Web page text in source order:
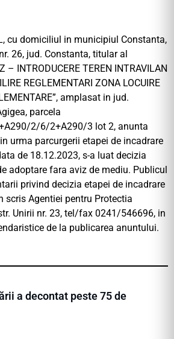
cu domiciliul in municipiul Constanta,
26, jud. Constanta, titular al
INTRODUCERE TEREN INTRAVILAN
REGLEMENTARI ZONA LOCUIRE
amplasat in jud.
parcela
2/6/2+A290/3 lot 2, anunta
urma parcurgerii etapei de incadrare
de 18.12.2023, s-a luat decizia
adoptare fara aviz de mediu. Publicul
privind decizia etapei de incadrare
scris Agentiei pentru Protectia
Unirii nr. 23, tel/fax 0241/546696, in
de la publicarea anuntului.
a decontat peste 75 de